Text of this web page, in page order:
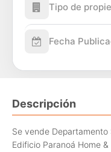
Tipo de
Fecha
Descripción
Se vende
Edificio Paranoá Home